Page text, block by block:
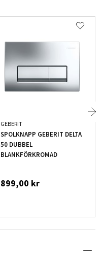
GEBERIT
SPOLKNAPP GEBERIT DELTA
50 DUBBEL
BLANKFÖRKROMAD
899,00 kr